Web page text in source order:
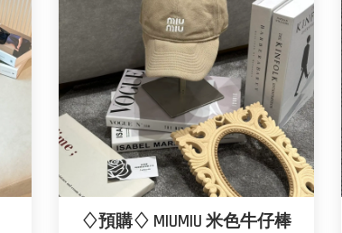
♢預購♢ MIUMIU 米色牛仔棒